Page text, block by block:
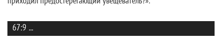
67:9 ...